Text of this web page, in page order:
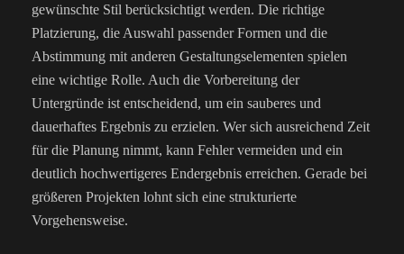
gewünschte Stil berücksichtigt werden. Die richtige
Platzierung, die Auswahl passender Formen und die
Abstimmung mit anderen Gestaltungselementen spielen
eine wichtige Rolle. Auch die Vorbereitung der
Untergründe ist entscheidend, um ein sauberes und
dauerhaftes Ergebnis zu erzielen. Wer sich ausreichend Zeit
für die Planung nimmt, kann Fehler vermeiden und ein
deutlich hochwertigeres Endergebnis erreichen. Gerade bei
größeren Projekten lohnt sich eine strukturierte
Vorgehensweise.